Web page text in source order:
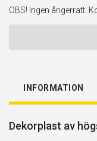
OBS! Ingen ångerrätt.
INFORMATION
Dekorplast av